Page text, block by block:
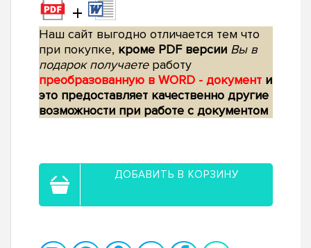
+
Наш сайт выгодно отличается тем что
при покупке, кроме PDF версии Вы в
подарок получаетеработу
преобразованную в WORD - документ и
это предоставляет качественно другие
возможности при работе с документом
ДОБАВИТЬ В КОРЗИНУ